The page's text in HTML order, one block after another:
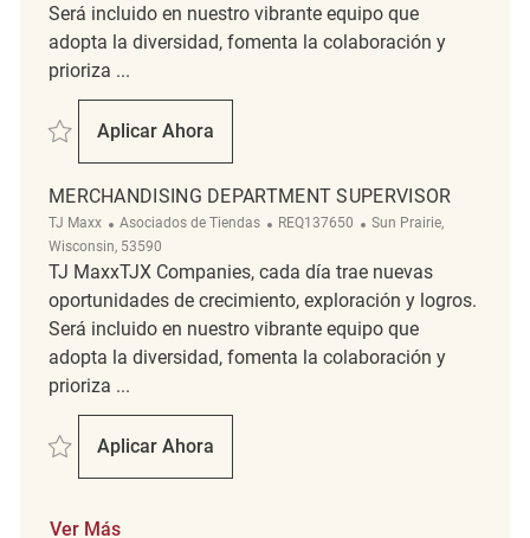
Será incluido en nuestro vibrante equipo que
adopta la diversidad, fomenta la colaboración y
prioriza ...
Salvar Merchandising Department Supervisor REQ133401
Aplicar Ahora
Merchandising Department Supervisor
MERCHANDISING DEPARTMENT SUPERVISOR
TJ Maxx Categoría
Asociados de Tiendas ReqId
REQ137650 Ubicación
Sun Prairie,
Wisconsin, 53590
TJ MaxxTJX Companies, cada día trae nuevas
oportunidades de crecimiento, exploración y logros.
Será incluido en nuestro vibrante equipo que
adopta la diversidad, fomenta la colaboración y
prioriza ...
Salvar Merchandising Department Supervisor REQ137650
Aplicar Ahora
Merchandising Department Supervisor
Ver Más